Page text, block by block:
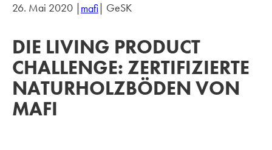
26. Mai 2020 |mafi| GeSK
DIE LIVING PRODUCT
CHALLENGE: ZERTIFIZIERTE
NATURHOLZBÖDEN VON
MAFI